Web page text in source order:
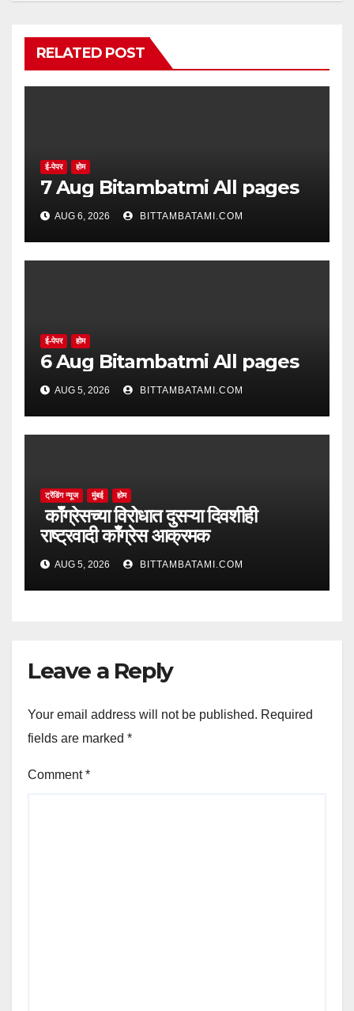
RELATED POST
ई-पेपर होम
7 Aug Bitambatmi All pages
AUG 6, 2026 BITTAMBATAMI.COM
ई-पेपर होम
6 Aug Bitambatmi All pages
AUG 5, 2026 BITTAMBATAMI.COM
ट्रेंडिंग न्यूज मुंबई होम
काँग्रेसच्या विरोधात दुसऱ्या दिवशीही
राष्ट्रवादी काँग्रेस आक्रमक
AUG 5, 2026 BITTAMBATAMI.COM
Leave a Reply
Your email address will not be published. Required
fields are marked *
Comment*